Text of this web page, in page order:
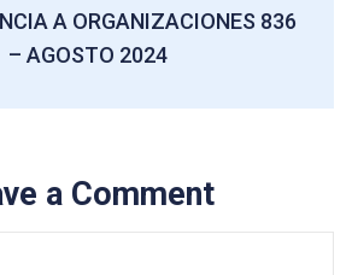
A ORGANIZACIONES 836
– AGOSTO 2024
a Comment